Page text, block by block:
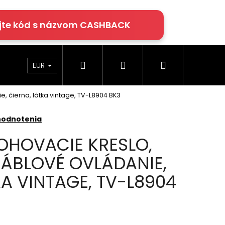
kód s názvom CASHBACK
Klimatizácia Podlahy Egger
EUR Hľadať PrihlásenieNákupný
čierna, látka vintage, TV-L8904 BK3
KRESLO,
OVLÁDANIE,
VINTAGE, TV-L8904